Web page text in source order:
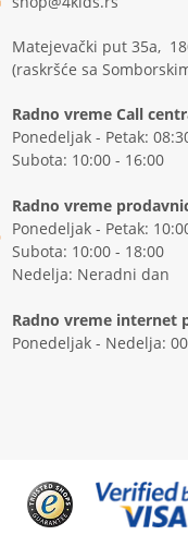
Matejevački put 35a,
(raskršće sa
Radno vreme Call
Ponedeljak - Petak:
Subota: 10:00 - 16:00
Radno vreme
Ponedeljak - Petak:
Subota: 10:00 - 18:00
Nedelja: Neradni dan
Radno vreme internet
Ponedeljak - Nedelja: